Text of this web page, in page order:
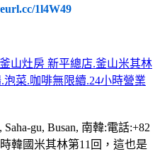
1l4W49
山灶房 新平總店.釜山米其林
菜.咖啡無限續.24小時營業
gu, Busan, 南韓:電話:+82
韓國米其林第11回，這也是